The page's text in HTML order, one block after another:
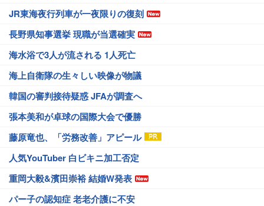
JR東海夜行列車が一夜限りの復刻
長野県知事選挙 現職が当選確実
海水浴で3人が流される 1人死亡
海上自衛隊の生々しい映像が物議
韓国の審判接待疑惑 JFAが調査へ
張本美和が卓球の国際大会で優勝
藤原竜也、「労務改善」アピール
人気YouTuber 白ビキニ加工否定
重岡大毅&濱田崇裕 結婚W発表
パー子の認知症 老老介護に不安